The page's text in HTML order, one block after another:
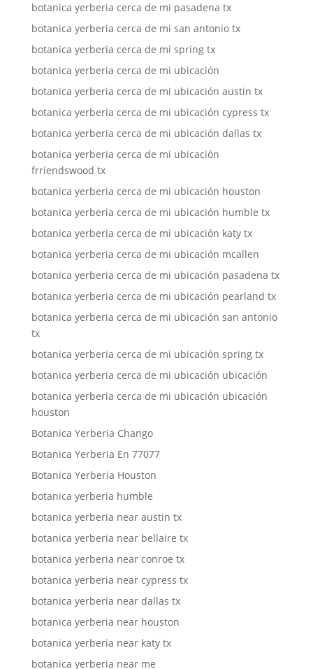
botanica yerberia cerca de mi pasadena tx
botanica yerberia cerca de mi san antonio tx
botanica yerberia cerca de mi spring tx
botanica yerberia cerca de mi ubicación
botanica yerberia cerca de mi ubicación austin tx
botanica yerberia cerca de mi ubicación cypress tx
botanica yerberia cerca de mi ubicación dallas tx
botanica yerberia cerca de mi ubicación
frriendswood tx
botanica yerberia cerca de mi ubicación houston
botanica yerberia cerca de mi ubicación humble tx
botanica yerberia cerca de mi ubicación katy tx
botanica yerberia cerca de mi ubicación mcallen
botanica yerberia cerca de mi ubicación pasadena tx
botanica yerberia cerca de mi ubicación pearland tx
botanica yerberia cerca de mi ubicación san antonio
tx
botanica yerberia cerca de mi ubicación spring tx
botanica yerberia cerca de mi ubicación ubicación
botanica yerberia cerca de mi ubicación ubicación
houston
Botanica Yerberia Chango
Botanica Yerberia En 77077
Botanica Yerberia Houston
botanica yerberia humble
botanica yerberia near austin tx
botanica yerberia near bellaire tx
botanica yerberia near conroe tx
botanica yerberia near cypress tx
botanica yerberia near dallas tx
botanica yerberia near houston
botanica yerberia near katy tx
botanica yerberia near me